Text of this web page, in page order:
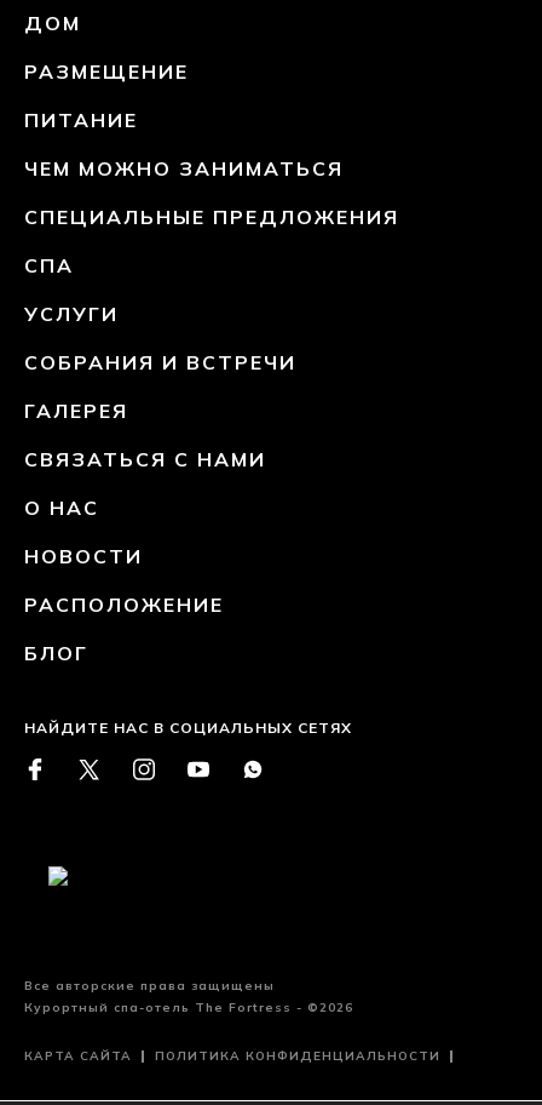
ДОМ
РАЗМЕЩЕНИЕ
ПИТАНИЕ
ЧЕМ МОЖНО ЗАНИМАТЬСЯ
СПЕЦИАЛЬНЫЕ ПРЕДЛОЖЕНИЯ
СПА
УСЛУГИ
СОБРАНИЯ И ВСТРЕЧИ
ГАЛЕРЕЯ
СВЯЗАТЬСЯ С НАМИ
О НАС
НОВОСТИ
РАСПОЛОЖЕНИЕ
БЛОГ
НАЙДИТЕ НАС В СОЦИАЛЬНЫХ СЕТЯХ
Все авторские права защищены
Курортный спа-отель The Fortress - ©2026
КАРТА САЙТА ПОЛИТИКА КОНФИДЕНЦИАЛЬНОСТИ